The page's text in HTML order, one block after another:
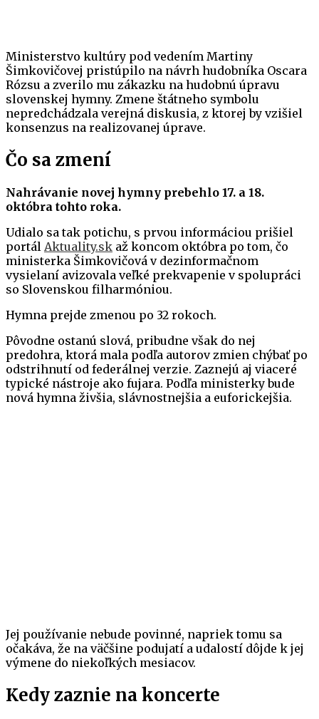
Ministerstvo kultúry pod vedením Martiny
Šimkovičovej pristúpilo na návrh hudobníka Oscara
Rózsu a zverilo mu zákazku na hudobnú úpravu
slovenskej hymny. Zmene štátneho symbolu
nepredchádzala verejná diskusia, z ktorej by vzišiel
konsenzus na realizovanej úprave.
Čo sa zmení
Nahrávanie novej hymny prebehlo 17. a 18.
októbra tohto roka.
Udialo sa tak potichu, s prvou informáciou prišiel
portál Aktuality.sk až koncom októbra po tom, čo
ministerka Šimkovičová v dezinformačnom
vysielaní avizovala veľké prekvapenie v spolupráci
so Slovenskou filharmóniou.
Hymna prejde zmenou po 32 rokoch.
Pôvodne ostanú slová, pribudne však do nej
predohra, ktorá mala podľa autorov zmien chýbať po
odstrihnutí od federálnej verzie. Zaznejú aj viaceré
typické nástroje ako fujara. Podľa ministerky bude
nová hymna živšia, slávnostnejšia a euforickejšia.
Jej používanie nebude povinné, napriek tomu sa
očakáva, že na väčšine podujatí a udalostí dôjde k jej
výmene do niekoľkých mesiacov.
Kedy zaznie na koncerte